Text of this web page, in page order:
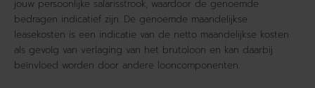
jouw persoonlijke salarisstrook, waardoor de genoemde
bedragen indicatief zijn. De genoemde maandelijkse
leasekosten is een indicatie van de netto maandelijkse kosten
als gevolg van verlaging van het brutoloon en kan daarbij
beïnvloed worden door andere looncomponenten.